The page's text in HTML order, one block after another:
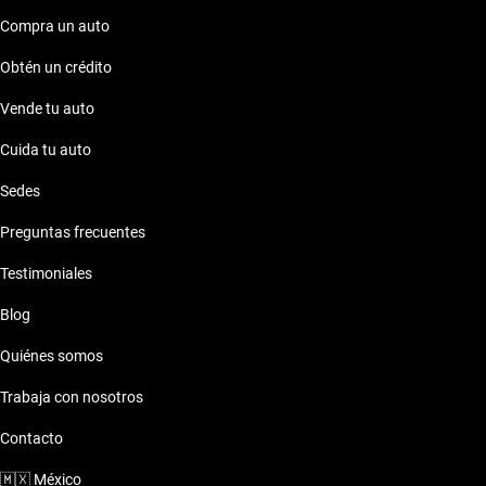
Compra un auto
Obtén un crédito
Vende tu auto
Cuida tu auto
Sedes
Preguntas frecuentes
Testimoniales
Blog
Quiénes somos
Trabaja con nosotros
Contacto
🇲🇽 México